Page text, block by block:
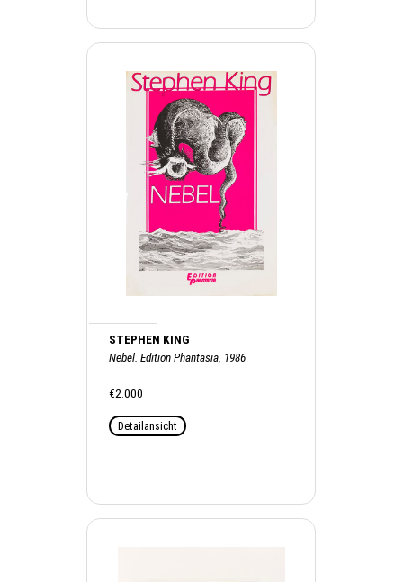
STEPHEN KING
Nebel. Edition Phantasia, 1986
€2.000
Detailansicht